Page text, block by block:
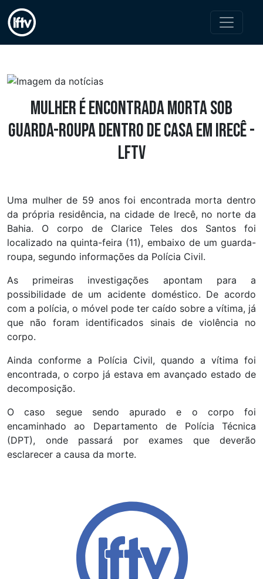
Mulher é encontrada morta sob
guarda-roupa dentro de casa em Irecê -
LFTV
Uma mulher de 59 anos foi encontrada morta dentro
da própria residência, na cidade de Irecê, no norte da
Bahia. O corpo de Clarice Teles dos Santos foi
localizado na quinta-feira (11), embaixo de um guarda-
roupa, segundo informações da Polícia Civil.
As primeiras investigações apontam para a
possibilidade de um acidente doméstico. De acordo
com a polícia, o móvel pode ter caído sobre a vítima, já
que não foram identificados sinais de violência no
corpo.
Ainda conforme a Polícia Civil, quando a vítima foi
encontrada, o corpo já estava em avançado estado de
decomposição.
O caso segue sendo apurado e o corpo foi
encaminhado ao Departamento de Polícia Técnica
(DPT), onde passará por exames que deverão
esclarecer a causa da morte.